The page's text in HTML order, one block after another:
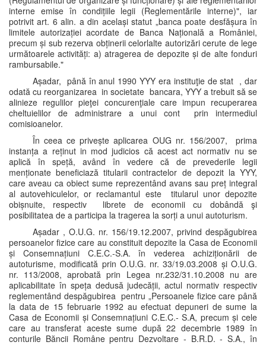
interne emise în condițiile legii (Reglementările interne)", iar
potrivit art. 6 alin. a din același statut „banca poate desfășura în
limitele autorizației acordate de Banca Națională a României,
precum și sub rezerva obținerii celorlalte autorizări cerute de lege
următoarele activități: a) atragerea de depozite și de alte fonduri
rambursabile."
Așadar, până în anul 1990 YYY era instituţie de stat , dar
odată cu reorganizarea in societate bancara, YYY a trebuit să se
alinieze regulilor pieţei concurenţiale care impun recuperarea
cheltuielilor de administrare a unui cont prin intermediul
comisioanelor.
În ceea ce privește aplicarea OUG nr. 156/2007, prima
instanța a reținut in mod judicios că acest act normativ nu se
aplică în speță, având în vedere că de prevederile legii
menționate beneficiază titularii contractelor de depozit la YYY,
care aveau ca obiect sume reprezentând avans sau preț integral
al autovehiculelor, or reclamantul este titularul unor depozite
obișnuite, respectiv librete de economii cu dobândă şi
posibilitatea de a participa la tragerea la sorți a unui autoturism.
Așadar , O.U.G. nr. 156/19.12.2007, privind despăgubirea
persoanelor fizice care au constituit depozite la Casa de Economii
și Consemnațiuni C.E.C.-S.A. în vederea achiziționării de
autoturisme, modificată prin O.U.G. nr. 33/19.03.2008 și O.U.G.
nr. 113/2008, aprobată prin Legea nr.232/31.10.2008 nu are
aplicabilitate în speța dedusă judecății, actul normativ respectiv
reglementând despăgubirea pentru „Persoanele fizice care până
la data de 15 februarie 1992 au efectuat depuneri de sume la
Casa de Economii și Consemnațiuni C.E.C.- S.A, precum și cele
care au transferat aceste sume după 22 decembrie 1989 în
conturile Băncii Române pentru Dezvoltare - B.R.D. - S.A., în